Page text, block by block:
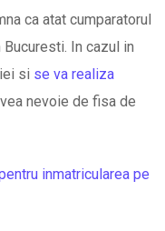
ca atat cumparatorul
In cazul in
si se va realiza
nevoie de fisa de
inmatricularea pe